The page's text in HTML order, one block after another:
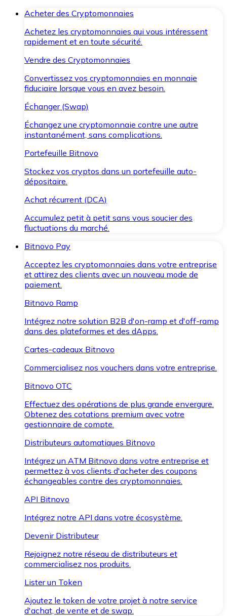
Acheter des Cryptomonnaies
Achetez les cryptomonnaies qui vous intéressent
rapidement et en toute sécurité.
Vendre des Cryptomonnaies
Convertissez vos cryptomonnaies en monnaie
fiduciaire lorsque vous en avez besoin.
Échanger (Swap)
Échangez une cryptomonnaie contre une autre
instantanément, sans complications.
Portefeuille Bitnovo
Stockez vos cryptos dans un portefeuille auto-
dépositaire.
Achat récurrent (DCA)
Accumulez petit à petit sans vous soucier des
fluctuations du marché.
Bitnovo Pay
Acceptez les cryptomonnaies dans votre entreprise
et attirez des clients avec un nouveau mode de
paiement.
Bitnovo Ramp
Intégrez notre solution B2B d'on-ramp et d'off-ramp
dans des plateformes et des dApps.
Cartes-cadeaux Bitnovo
Commercialisez nos vouchers dans votre entreprise.
Bitnovo OTC
Effectuez des opérations de plus grande envergure.
Obtenez des cotations premium avec votre
gestionnaire de compte.
Distributeurs automatiques Bitnovo
Intégrez un ATM Bitnovo dans votre entreprise et
permettez à vos clients d'acheter des coupons
échangeables contre des cryptomonnaies.
API Bitnovo
Intégrez notre API dans votre écosystème.
Devenir Distributeur
Rejoignez notre réseau de distributeurs et
commercialisez nos produits.
Lister un Token
Ajoutez le token de votre projet à notre service
d'achat, de vente et de swap.